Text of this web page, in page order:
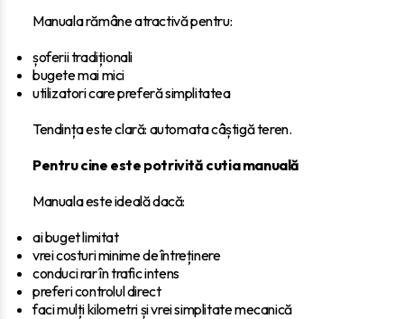
Manuala rămâne atractivă pentru:
șoferii tradiționali
bugete mai mici
utilizatori care preferă simplitatea
Tendința este clară: automata câștigă teren.
Pentru cine este potrivită cutia manuală
Manuala este ideală dacă:
ai buget limitat
vrei costuri minime de întreținere
conduci rar în trafic intens
preferi controlul direct
faci mulți kilometri și vrei simplitate mecanică